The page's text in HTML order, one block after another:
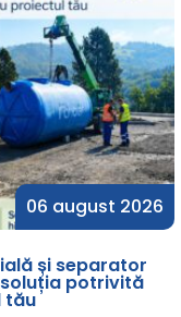
06 august 2026
și separator
potrivită
tău